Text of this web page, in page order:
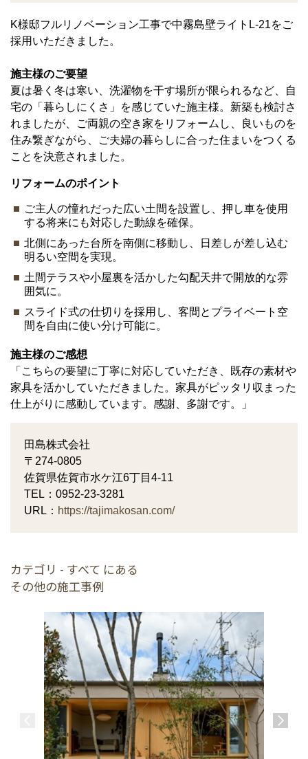
K様邸フルリノベーション工事で中霧島壁ライトL-21をご
採用いただきました。
施主様のご要望
夏は暑く冬は寒い、洗濯物を干す場所が限られるなど、自
宅の「暮らしにくさ」を感じていた施主様。新築も検討さ
れましたが、ご両親の空き家をリフォームし、良いものを
住み繋ぎながら、ご夫婦の暮らしに合った住まいをつくる
ことを決意されました。
リフォームのポイント
ご主人の憧れだった広い土間を設置し、押し車を使用
する将来にも対応した動線を確保。
北側にあった台所を南側に移動し、日差しが差し込む
明るい空間を実現。
土間テラスや小屋裏を活かした勾配天井で開放的な雰
囲気に。
スライド式の仕切りを採用し、客間とプライベート空
間を自由に使い分け可能に。
施主様のご感想
「こちらの要望に丁寧に対応していただき、既存の素材や
家具を活かしていただきました。家具がピッタリ収まった
仕上がりに感動しています。感謝、多謝です。」
田島株式会社
〒274-0805
佐賀県佐賀市水ケ江6丁目4-11
TEL：0952-23-3281
URL： https://tajimakosan.com/
カテゴリ - すべて にある
その他の施工事例